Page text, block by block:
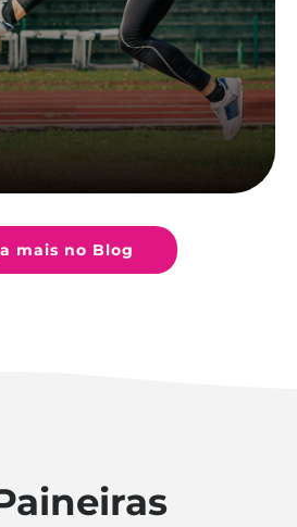
mais no Blog